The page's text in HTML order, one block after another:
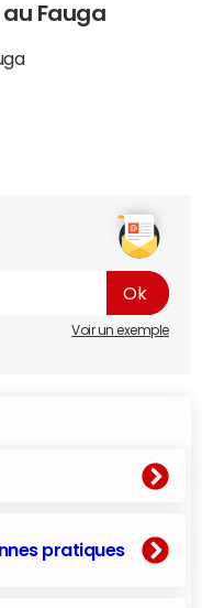
Fauga
Voir un exemple
pratiques